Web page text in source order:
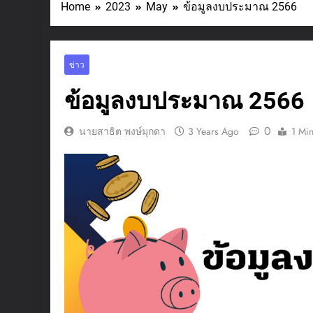
Home 2023 May ข้อมูลงบประมาณ 2566
ข่าว
ข้อมูลงบประมาณ 2566
นายสาธิต พงษ์มุกดา 3 Years Ago 0 1